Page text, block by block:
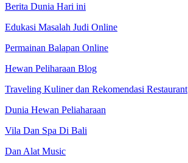
Berita Dunia Hari ini
Edukasi Masalah Judi Online
Permainan Balapan Online
Hewan Peliharaan Blog
Traveling Kuliner dan Rekomendasi Restaurant
Dunia Hewan Peliaharaan
Vila Dan Spa Di Bali
Dan Alat Music